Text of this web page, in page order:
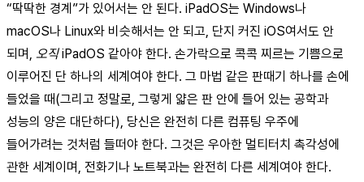
“딱딱한 경계”가 있어서는 안 된다. iPadOS는 Windows나
macOS나 Linux와 비슷해서는 안 되고, 단지 커진 iOS여서도 안
되며, 오직iPadOS 같아야 한다. 손가락으로 콕콕 찌르는 기쁨으로
이루어진 단 하나의 세계여야 한다. 그 마법 같은 판때기 하나를 손에
들었을 때(그리고 정말로, 그렇게 얇은 판 안에 들어 있는 공학과
성능의 양은 대단하다), 당신은 완전히 다른 컴퓨팅 우주에
들어가려는 것처럼 들떠야 한다. 그것은 우아한 멀티터치 촉각성에
관한 세계이며, 전화기나 노트북과는 완전히 다른 세계여야 한다.